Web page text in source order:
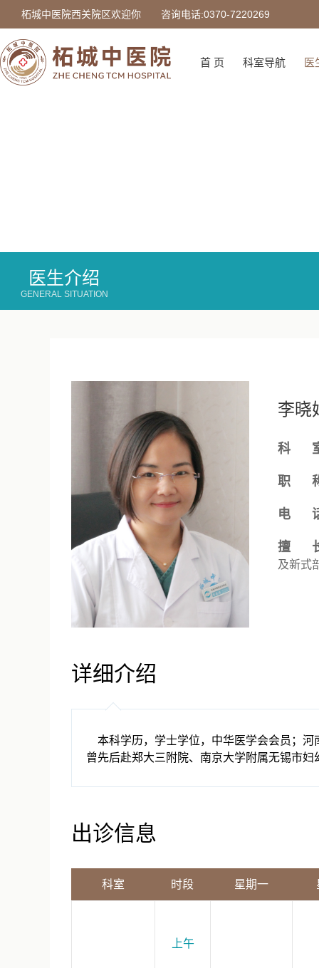
柘城中医院西关院区欢迎你 咨询电话:0370-7220269
首 页 科室导航 医
医生介绍
GENERAL SITUATION
李晓
科
职
电
擅
及新式
详细介绍
本科学历，学士学位，中华医学会会员；河
曾先后赴郑大三附院、南京大学附属无锡市
出诊信息
科室 时段 星期一
上午